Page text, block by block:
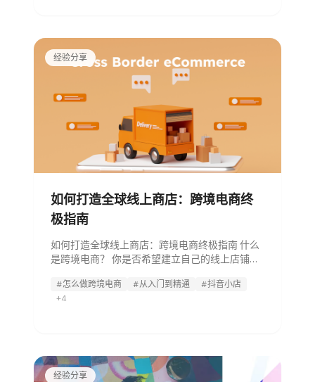
经验分享
如何打造全球线上商店：跨境电商终
极指南
如何打造全球线上商店：跨境电商终极指南 什么
是跨境电商？ 你是否希望建立自己的线上店铺并
来说，跨境电商就是通过线上渠道将产品销售给
其他国家或地区的消费者。例如，一位日本顾客
#怎么做跨境电商 #从入门到精通
#抖音小店
+4
经验分享